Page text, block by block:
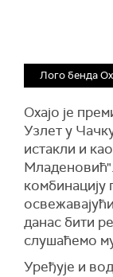
Лого бенда
Oxajo је
Узлет у
истакли и
комбинацију
данас бити
слушаћемо
Уређује и